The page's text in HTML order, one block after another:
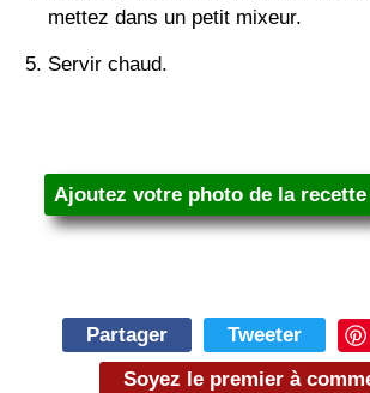
mettez dans un petit mixeur.
Servir chaud.
Ajoutez votre photo de la recette
Partager Tweeter
Soyez le premier à